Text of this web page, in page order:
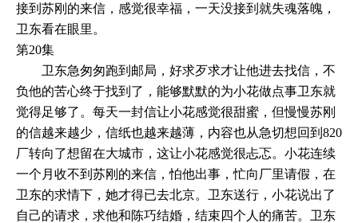
接到苏刚的来信，感觉很幸福，一天没接到就失魂落魄，
卫东看在眼里。
第20集
卫东急匆匆跑到邮局，好求歹求才让他进去找信，不
负他的苦心终于找到了，能够默默的为小花做点事卫东就
觉得足够了。每天一封信让小花感觉很甜蜜，但慢慢苏刚
的信越来越少，信纸也越来越薄，内容也从急切想回到820
厂转向了想留在大城市，这让小花感觉很忐忑。小花连续
一个月收不到苏刚的来信，怕他出事，忙向厂里请假，在
卫东的求情下，她才得已去北京。卫东送行，小花说出了
自己的请求，求他和陈巧结婚，结束四个人的痛苦。卫东